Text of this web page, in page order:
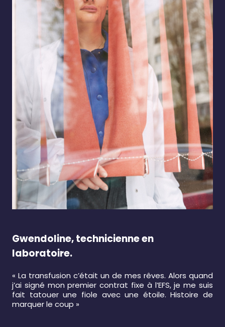
Gwendoline, technicienne en
laboratoire.
« La transfusion c’était un de mes rêves. Alors quand
j’ai signé mon premier contrat fixe à l’EFS, je me suis
fait tatouer une fiole avec une étoile. Histoire de
marquer le coup »